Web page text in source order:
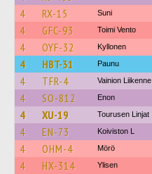
4 RX-15 Suni
4 GFC-93 Toimi Vento
4 OYF-32 Kyllonen
4 HBT-31 Paunu
4 TFR-4 Vainion Liikenne
4 SO-812 Enon
4 XU-19 Tourusen Linjat
4 EN-73 Koiviston L
4 OHM-4 Mörö
4 HX-314 Ylisen